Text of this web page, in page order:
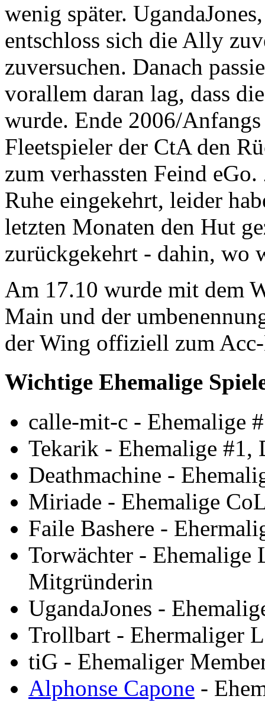
wenig später.
entschloss sich die Ally
zuversuchen. Danach
vorallem daran lag, dass
wurde. Ende 2006/
Fleetspieler der CtA den
zum verhassten Feind
Ruhe eingekehrt, leider
letzten Monaten den Hut
zurückgekehrt - dahin, wo
Am 17.10 wurde mit dem
Main und der
der Wing offiziell zum
Wichtige Ehemalige
calle-mit-c - Ehemalige
Tekarik - Ehemalige
Deathmachine -
Miriade - Ehemalige
Faile Bashere -
Torwächter - Ehemalige
Mitgründerin
UgandaJones -
Trollbart - Ehermaliger
tiG - Ehemaliger
Alphonse Capone -